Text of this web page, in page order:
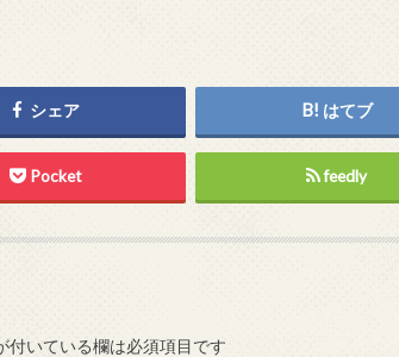
シェア はてブ
Pocket feedly
付いている欄は必須項目です